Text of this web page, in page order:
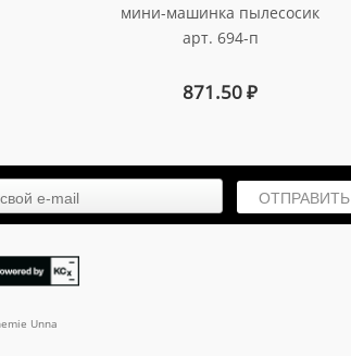
мини-машинка пылесосик
арт. 694-п
871.50₽
ОТПРАВИТЬ
Unna